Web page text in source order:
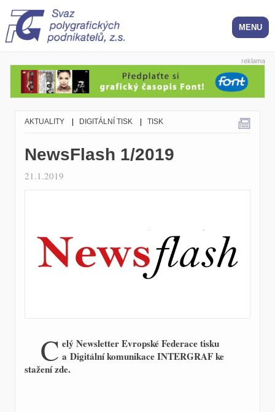
reklama
AKTUALITY DIGITÁLNÍ TISK TISK
NewsFlash 1/2019
21.1.2019
C elý Newsletter Evropské Federace tisku
a Digitální komunikace INTERGRAF ke
stažení zde.